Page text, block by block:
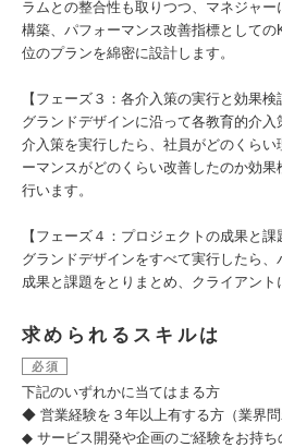
ラムとの整合性も取りつつ、マネジャ
構築、パフォーマンス改善指標として
位のプランを綿密に設計します。
【フェーズ３：各介入策の実行と効果検
グランドデザインに沿って各教育的介
介入策を実行したら、社員がどのくら
ーマンスがどのくらい改善したのか効
行います。
【フェーズ４：プロジェクトの成果と課
グランドデザインをすべて実行したら
成果と課題をとりまとめ、クライアント
求められるスキルは
必須
下記のいずれかに当てはまる方
◆ 営業経験を３年以上有する方（業界問
◆ サービス開発や企画のご経験をお持ち